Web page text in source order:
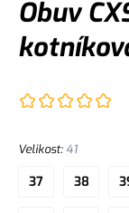
Obuv
Velikost: 41
37 38